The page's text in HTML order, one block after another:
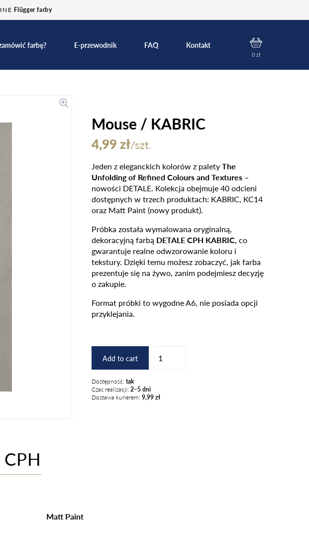
Flügger farby
farbę? E-przewodnik FAQ Kontakt
0 zł
Mouse / KABRIC
4,99zł/szt.
Jeden z eleganckich kolorów z paletyThe
Unfolding of Refined Colours and Textures –
nowości DETALE. Kolekcja obejmuje 40 odcieni
dostępnych w trzech produktach: KABRIC, KC14
oraz Matt Paint (nowy produkt).
Próbka została wymalowana oryginalną,
dekoracyjną farbą DETALE CPH KABRIC, co
gwarantuje realne odwzorowanie koloru i
tekstury. Dzięki temu możesz zobaczyć, jak farba
prezentuje się na żywo, zanim podejmiesz decyzję
o zakupie.
Format próbki to wygodne A6, nie posiada opcji
przyklejania.
Add to cart
Dostępność: tak
Czas realizacji: 2–5 dni
Dostawa kurierem: 9,99 zł
Matt Paint